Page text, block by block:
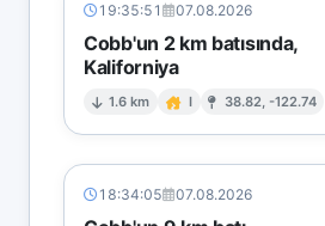
19:35:51 07.08.2026
Cobb'un 2 km batısında,
Kaliforniya
1.6 km I 38.82, -122.74
18:34:05 07.08.2026